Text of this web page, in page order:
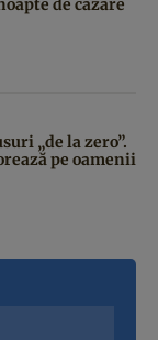
de cazare
„de la zero”.
pe oamenii